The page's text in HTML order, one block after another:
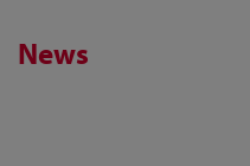
News